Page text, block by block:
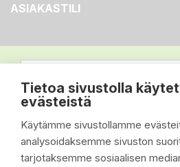
Tietoa sivustolla
evästeistä
Käytämme sivustollamme
analysoidaksemme sivuston
tarjotaksemme sosiaalisen
ASIAKASTILI